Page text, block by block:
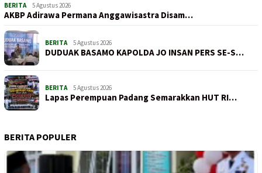
BERITA 5 Agustus 2026
AKBP Adirawa Permana Anggawisastra Disam…
BERITA 5 Agustus 2026
DUDUAK BASAMO KAPOLDA JO INSAN PERS SE-S…
BERITA 5 Agustus 2026
Lapas Perempuan Padang Semarakkan HUT RI…
BERITA POPULER